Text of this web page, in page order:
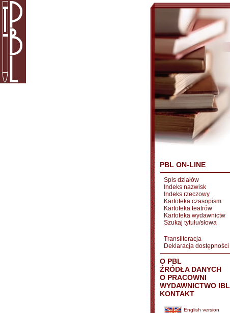
PBL ON-LINE
Spis działów
Indeks nazwisk
Indeks rzeczowy
Kartoteka czasopism
Kartoteka teatrów
Kartoteka wydawnictw
Szukaj tytułu/słowa
Transliteracja
Deklaracja dostępności
O PBL
ŹRÓDŁA DANYCH
O PRACOWNI
WYDAWNICTWO IBL
KONTAKT
English version